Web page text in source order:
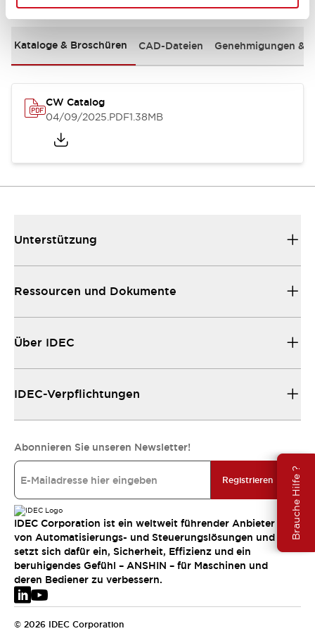
Brauche Hilfe ?
Kataloge & Broschüren CAD-Dateien Genehmigungen &
CW Catalog
04/09/2025.PDF1.38MB
Unterstützung
Ressourcen und Dokumente
Über IDEC
IDEC-Verpflichtungen
Abonnieren Sie unseren Newsletter!
Registrieren
IDEC Corporation ist ein weltweit führender Anbieter
von Automatisierungs- und Steuerungslösungen und
setzt sich dafür ein, Sicherheit, Effizienz und ein
beruhigendes Gefühl – ANSHIN – für Maschinen und
deren Bediener zu verbessern.
© 2026 IDEC Corporation